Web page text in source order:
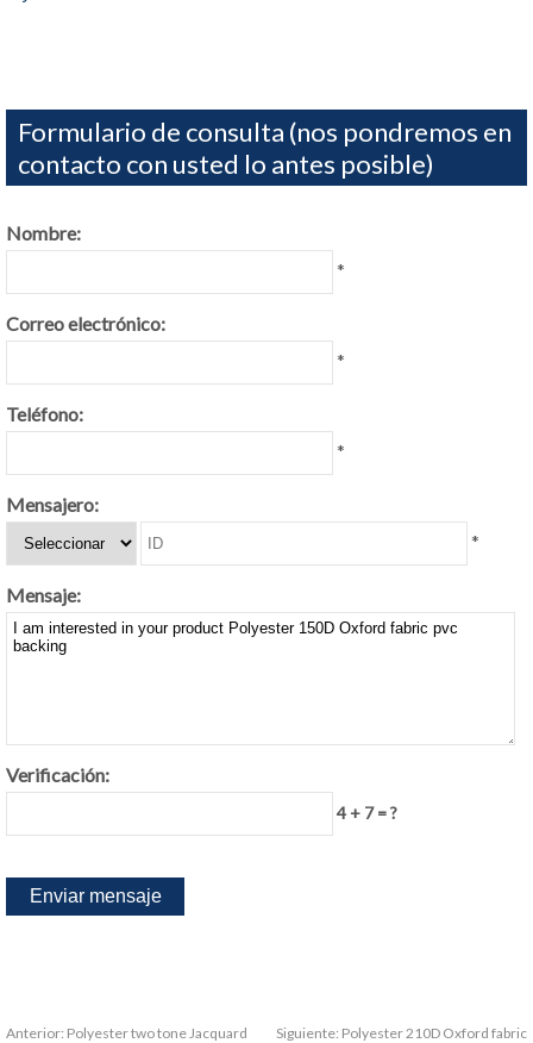
Formulario de consulta (nos pondremos en
contacto con usted lo antes posible)
Nombre:
*
Correo electrónico:
*
Teléfono:
*
Mensajero:
*
Mensaje:
Verificación:
4 + 7 = ?
Anterior: Polyester two tone Jacquard
Siguiente: Polyester 210D Oxford fabric